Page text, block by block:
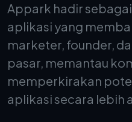
Appark hadir
aplikasi yang
marketer, founder,
pasar, memantau
memperkirakan
aplikasi secara lebih